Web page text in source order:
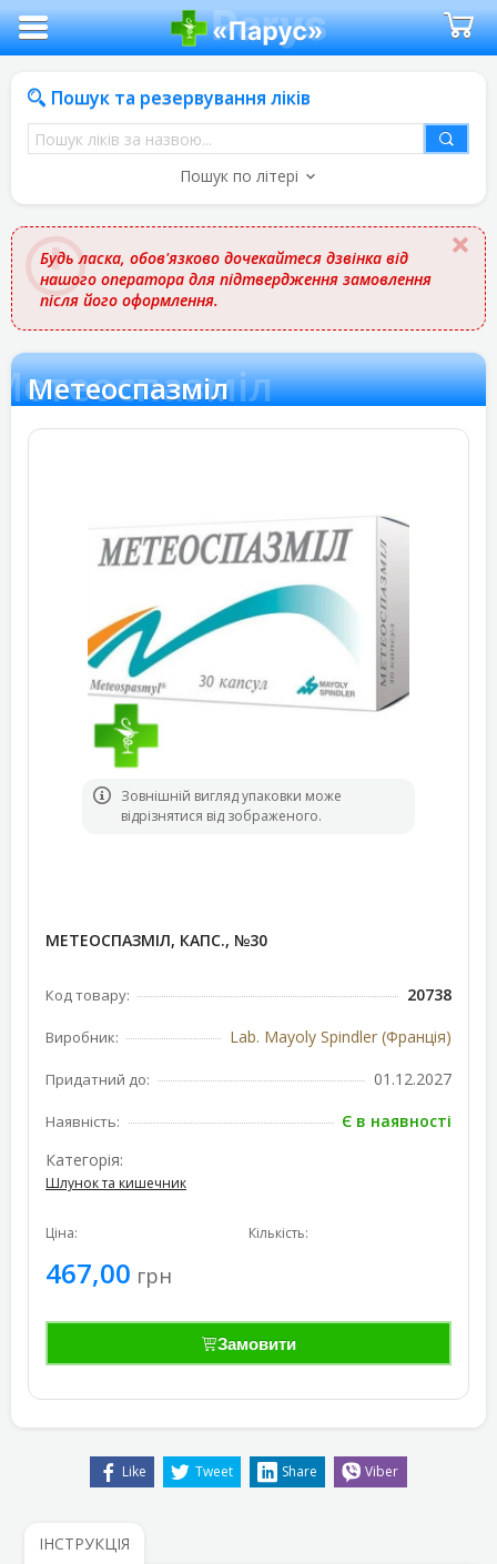
Пошук та резервування ліків
Пошук
ліків
назвою
Пошук по літері
Будь ласка, обов'язково дочекайтеся дзвінка від
нашого оператора для підтвердження замовлення
після його оформлення.
Метеоспазміл
Зовнішній вигляд упаковки може
відрізнятися від зображеного.
МЕТЕОСПАЗМІЛ, КАПС., №30
Код товару: 20738
Виробник: Lab. Mayoly Spindler (Франція)
Придатний до: 01.12.2027
Наявність:
Є в наявності
Категорія:
Шлунок та кишечник
Ціна:
467,00 грн
Кількість:
Замовити
Like Tweet Share Viber
ІНСТРУКЦІЯ